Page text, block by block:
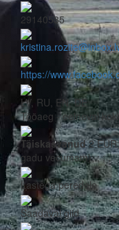
29140535
https://
LV, RU, EN, DE
Tööaeg - eelneval
Täiskasvanud2
gadu vecumam);;;;
Lastega peredele
Saadaval giid